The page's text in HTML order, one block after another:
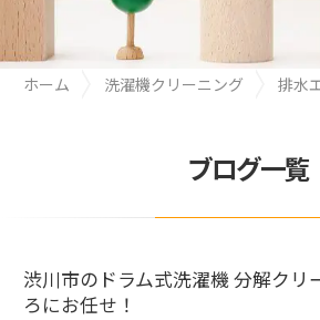
ホーム 洗濯機クリーニング
排水
ブログ一覧
渋川市のドラム式洗濯機 分解クリ
ろにお任せ！